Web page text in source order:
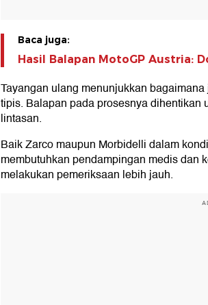
Baca juga:
Hasil Balapan MotoGP Austria:
Tayangan ulang menunjukkan
tipis. Balapan pada prosesnya dihentikan
lintasan.
Baik Zarco maupun Morbidelli dalam
membutuhkan pendampingan medis dan
melakukan pemeriksaan lebih jauh.